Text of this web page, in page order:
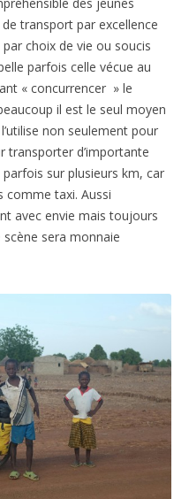
des jeunes
transport par excellence
choix de vie ou soucis
parfois celle vécue au
« concurrencer » le
il est le seul moyen
non seulement pour
transporter d’importante
sur plusieurs km, car
taxi. Aussi
avec envie mais toujours
sera monnaie